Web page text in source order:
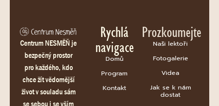
Centrum NESMĚŇ je
bezpečný prostor
pro každého, kdo
chce žít vědomější
život v souladu sám
se sebou i se vším
Rychlá
navigace
Domů
Program
Kontakt
Prozkoumejte
Naši lektoři
Fotogalerie
Videa
Jak se k nám
dostat